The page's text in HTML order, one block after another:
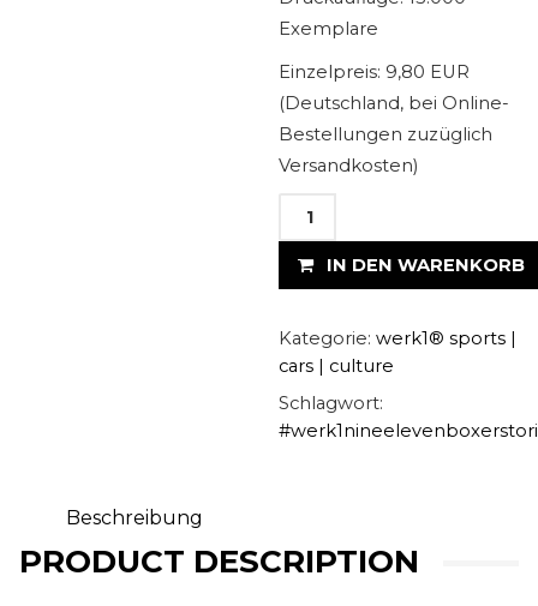
Exemplare
Einzelpreis: 9,80 EUR
(Deutschland, bei Online-
Bestellungen zuzüglich
Versandkosten)
nine
| eleven
boxerstories:
neue
Ausgabe
| 2023
(8.
IN DEN WARENKORB
Kategorie:werk1® sports |
cars | culture
Schlagwort:
Beschreibung
PRODUCT DESCRIPTION